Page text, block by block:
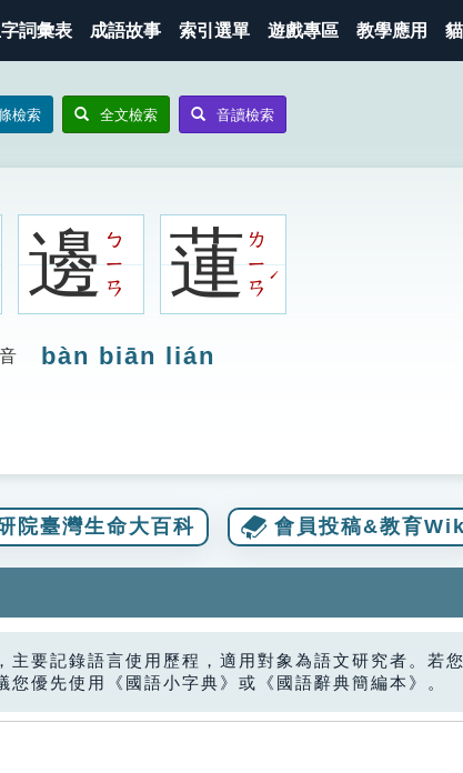
詞彙表 成語故事 索引選單 遊戲專區 教學應用
檢索 全文檢索 音讀檢索
邊ㄅ
ㄧ
ㄢ
蓮ㄌ
ㄧ
ㄢ
ˊ
bàn biān lián
院臺灣生命大百科 會員投稿&教育
主要記錄語言使用歷程，適用對象為語文研究者。若
優先使用《國語小字典》或《國語辭典簡編本》。